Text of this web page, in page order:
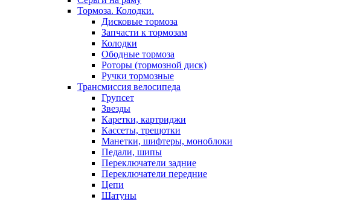
Тормоза. Колодки.
Дисковые тормоза
Запчасти к тормозам
Колодки
Ободные тормоза
Роторы (тормозной диск)
Ручки тормозные
Трансмиссия велосипеда
Групсет
Звезды
Каретки, картриджи
Кассеты, трещотки
Манетки, шифтеры, моноблоки
Педали, шипы
Переключатели задние
Переключатели передние
Цепи
Шатуны